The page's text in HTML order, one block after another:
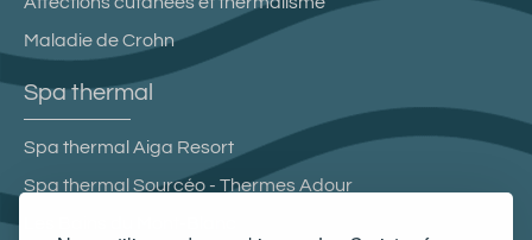
Maladie de Crohn
Spa thermal
Spa thermal Aiga Resort
Spa thermal Sourcéo - Thermes Adour